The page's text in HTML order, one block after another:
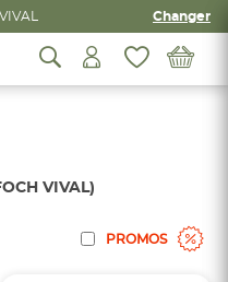
Changer
VIVAL)
PROMOS